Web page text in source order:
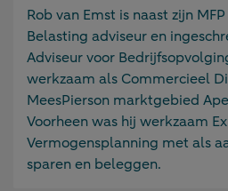
Informatie
over
Rob
van
Emst
Rob van Emst is naast zijn
Belasting adviseur en
Adviseur voor
werkzaam als Commercieel
MeesPierson marktgebied
Voorheen was hij werkzaam
Vermogensplanning met als
sparen en beleggen.